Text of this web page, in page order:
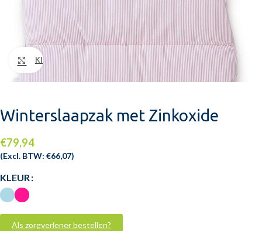
Klik om te vergroten
Winterslaapzak met Zinkoxide
€79,94
(Excl. BTW: €66,07)
KLEUR
Als zorgverlener bestellen?